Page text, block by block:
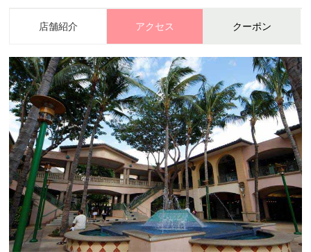
店舗紹介 アクセス クーポン